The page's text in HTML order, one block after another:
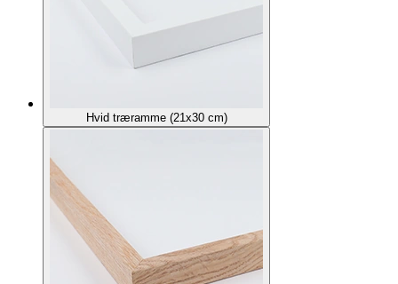
Hvid træramme (21x30 cm)